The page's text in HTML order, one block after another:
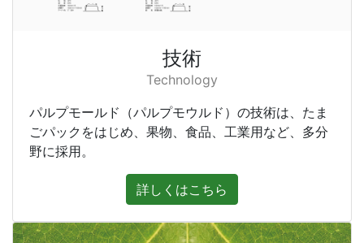
技術
Technology
パルプモールド（パルプモウルド）の技術は、たま
ごパックをはじめ、果物、食品、工業用など、多分
野に採用。
詳しくはこちら